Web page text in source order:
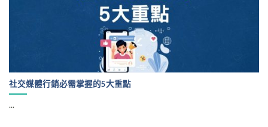
社交媒體行銷必需掌握的5大重點
...